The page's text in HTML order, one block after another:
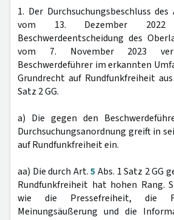
1. Der Durchsuchungsbeschluss
vom 13. Dezember
Beschwerdeentscheidung des
vom 7. November 2023
Beschwerdeführer im erkannten
Grundrecht auf Rundfunkfreiheit
Satz 2 GG.
a) Die gegen den
Durchsuchungsanordnung greift in
auf Rundfunkfreiheit ein.
aa) Die durch Art.5Abs. 1 Satz 2 GG
Rundfunkfreiheit hat hohen Rang.
wie die Pressefreiheit, die
Meinungsäußerung und die